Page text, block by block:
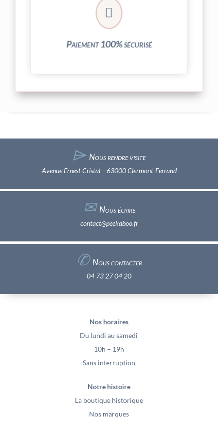

Paiement 100% sécurisé
Vos transactions par carte bancaire sont
entièrement sécurisées grâce au système
crypté de notre partenaire PayPlug.
⌲ Nous rendre visite
Avenue Ernest Cristal – 63000 Clermont-Ferrand
✉︎Nous écrire
contact@peekaboo.fr
✆ Nous contacter
04 73 27 04 20
Nos horaires
Du lundi au samedi
10h – 19h
Sans interruption
Notre histoire
La boutique historique
Nos marques